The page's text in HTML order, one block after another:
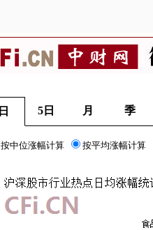
日 5日 月 季
按中位涨幅计算 按平均涨幅计算